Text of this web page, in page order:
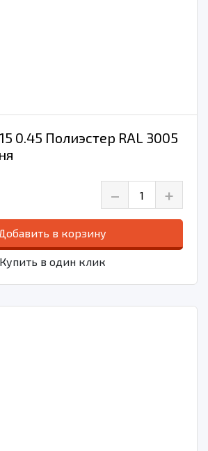
0.45 Полиэстер RAL 3005
– +
в корзину
Купить в один клик